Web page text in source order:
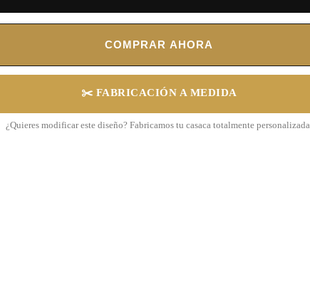
COMPRAR AHORA
✂️ FABRICACIÓN A MEDIDA
¿Quieres modificar este diseño? Fabricamos tu casaca totalmente personalizada.